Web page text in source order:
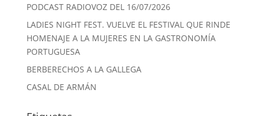
PODCAST RADIOVOZ DEL 16/07/2026
LADIES NIGHT FEST. VUELVE EL FESTIVAL QUE RINDE
HOMENAJE A LA MUJERES EN LA GASTRONOMÍA
PORTUGUESA
BERBERECHOS A LA GALLEGA
CASAL DE ARMÁN